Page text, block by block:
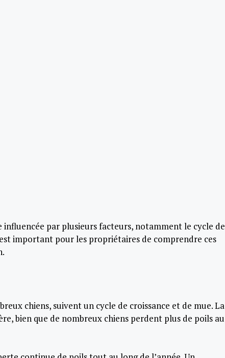
par plusieurs facteurs, notamment le cycle de
important pour les propriétaires de comprendre ces
chiens, suivent un cycle de croissance et de mue. La
bien que de nombreux chiens perdent plus de poils au